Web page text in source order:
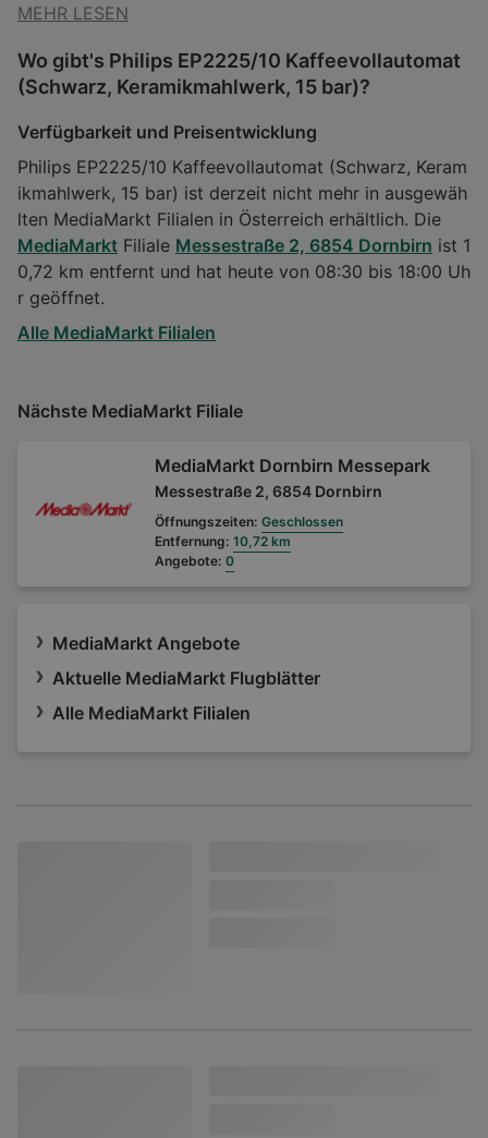
MEHR LESEN
Wo gibt's Philips EP2225/10 Kaffeevollautomat
(Schwarz, Keramikmahlwerk, 15 bar)?
Verfügbarkeit und Preisentwicklung
Philips EP2225/10 Kaffeevollautomat (Schwarz, Keram
ikmahlwerk, 15 bar) ist derzeit nicht mehr in ausgewäh
lten MediaMarkt Filialen in Österreich erhältlich. Die
MediaMarkt Filiale Messestraße 2, 6854 Dornbirn ist 1
0,72 km entfernt und hat heute von 08:30 bis 18:00 Uh
r geöffnet.
Alle MediaMarkt Filialen
Nächste MediaMarkt Filiale
MediaMarkt Dornbirn Messepark
Messestraße 2, 6854 Dornbirn
Öffnungszeiten: Geschlossen
Entfernung: 10,72 km
Angebote: 0
MediaMarkt Angebote
Aktuelle MediaMarkt Flugblätter
Alle MediaMarkt Filialen